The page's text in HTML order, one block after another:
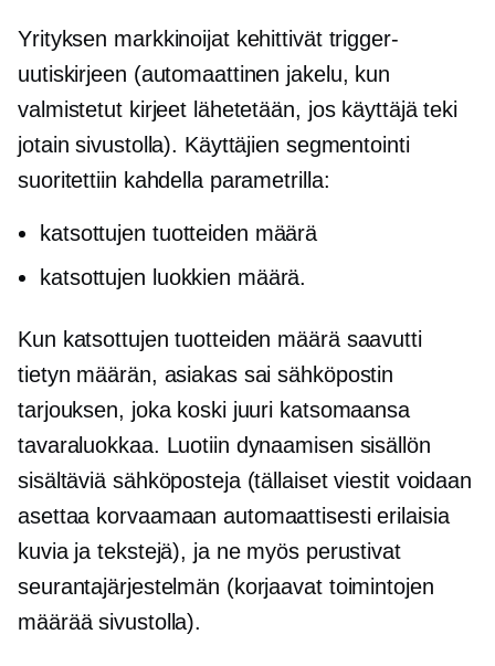
Yrityksen markkinoijat kehittivät trigger-
uutiskirjeen (automaattinen jakelu, kun
valmistetut kirjeet lähetetään, jos käyttäjä teki
jotain sivustolla). Käyttäjien segmentointi
suoritettiin kahdella parametrilla:
katsottujen tuotteiden määrä
katsottujen luokkien määrä.
Kun katsottujen tuotteiden määrä saavutti
tietyn määrän, asiakas sai sähköpostin
tarjouksen, joka koski juuri katsomaansa
tavaraluokkaa. Luotiin dynaamisen sisällön
sisältäviä sähköposteja (tällaiset viestit voidaan
asettaa korvaamaan automaattisesti erilaisia ​​
kuvia ja tekstejä), ja ne myös perustivat
seurantajärjestelmän (korjaavat toimintojen
määrää sivustolla).